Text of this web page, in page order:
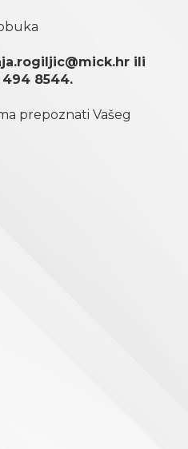
ili
8544.
prepoznati Vašeg